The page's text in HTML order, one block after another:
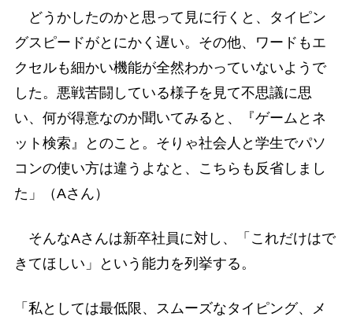
どうかしたのかと思って見に行くと、タイピン
グスピードがとにかく遅い。その他、ワードもエ
クセルも細かい機能が全然わかっていないようで
した。悪戦苦闘している様子を見て不思議に思
い、何が得意なのか聞いてみると、『ゲームとネ
ット検索』とのこと。そりゃ社会人と学生でパソ
コンの使い方は違うよなと、こちらも反省しまし
た」（Aさん）
そんなAさんは新卒社員に対し、「これだけはで
きてほしい」という能力を列挙する。
「私としては最低限、スムーズなタイピング、メ